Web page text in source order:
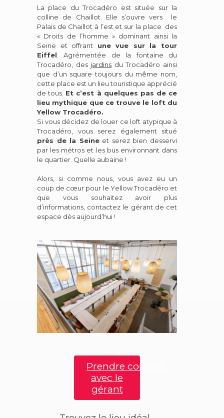
La place du Trocadéro est située sur la
colline de Chaillot. Elle s’ouvre vers le
Palais de Chaillot à l’est et sur la place des
« Droits de l’homme » dominant ainsi la
Seine et offrant une vue sur la tour
Eiffel . Agrémentée de la fontaine du
Trocadéro, des jardins du Trocadéro ainsi
que d’un square toujours du même nom,
cette place est un lieu touristique apprécié
de tous. Et c’est à quelques pas de ce
lieu mythique que ce trouve le loft du
Yellow Trocadéro.
Si vous décidez de louer ce loft atypique à
Trocadéro, vous serez également situé
près de la Seineet serez bien desservi
par les métros et les bus environnant dans
le quartier. Quelle aubaine !
Alors, si comme nous, vous avez eu un
coup de cœur pour le Yellow Trocadéro et
que vous souhaitez avoir plus
d’informations, contactez le gérant de cet
espace dès aujourd’hui !
Prendre contact
avec le
gérant